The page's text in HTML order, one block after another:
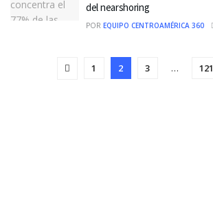
del nearshoring
POR EQUIPO CENTROAMÉRICA 360
1 2 3 … 121